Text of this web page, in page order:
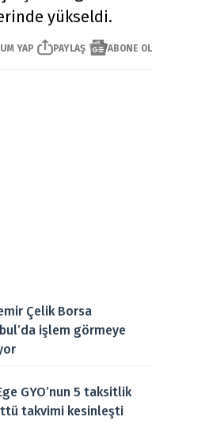
yükseldi.
YAP PAYLAŞ ABONE OL
Çelik Borsa
işlem görmeye
GYO’nun 5 taksitlik
takvimi kesinleşti